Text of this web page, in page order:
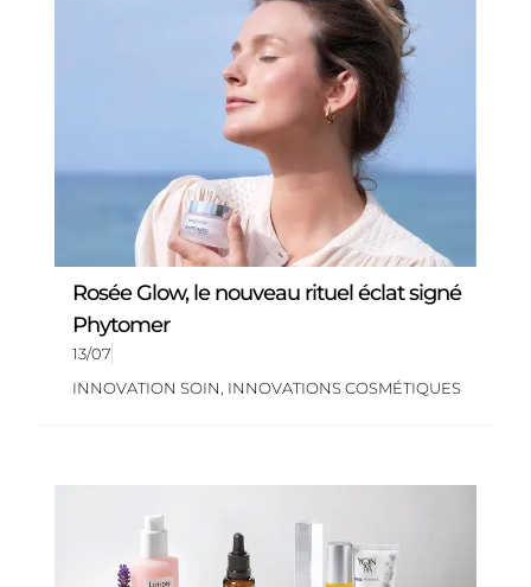
Rosée Glow, le nouveau rituel éclat signé
Phytomer
13/07
INNOVATION SOIN INNOVATIONS COSMÉTIQUES